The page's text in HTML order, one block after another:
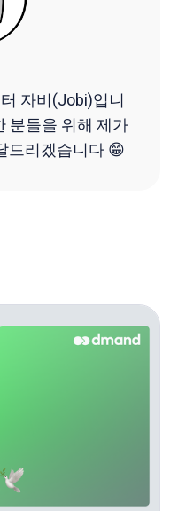
자비(Jobi)입니
분들을 위해 제가
드리겠습니다 😁